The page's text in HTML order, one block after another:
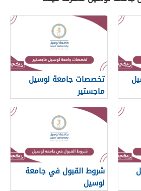
تخصصات جامعة لوسيل
ماجستير
شروط القبول في جامعة
لوسيل